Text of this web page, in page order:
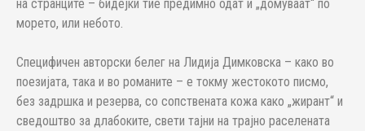
на странците – бидејќи тие предимно одат и „домуваат“ по
морето, или небото.
Специфичен авторски белег на Лидија Димковска – како во
поезијата, така и во романите – е токму жестокото писмо,
без задршка и резерва, со сопствената кожа како „жирант“ и
сведоштво за длабоките, свети тајни на трајно раселената